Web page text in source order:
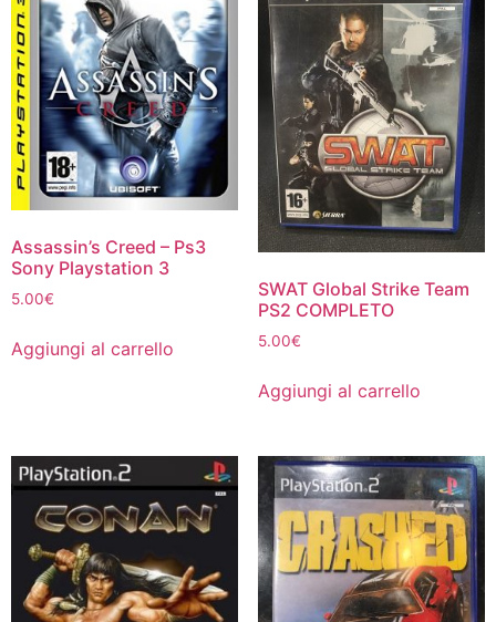
Assassin’s Creed – Ps3
Sony Playstation 3
5.00€
Aggiungi al carrello
SWAT Global Strike Team
PS2 COMPLETO
5.00€
Aggiungi al carrello